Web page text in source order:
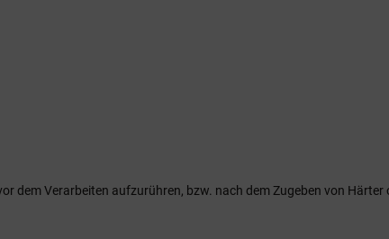
dem Verarbeiten aufzurühren, bzw. nach dem Zugeben von